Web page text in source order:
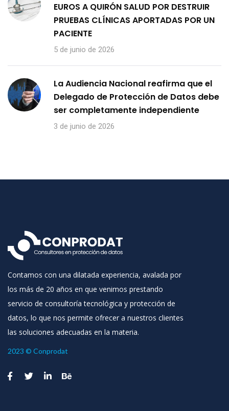
EUROS A QUIRÓN SALUD POR DESTRUIR
PRUEBAS CLÍNICAS APORTADAS POR UN
PACIENTE
5 de junio de 2026
La Audiencia Nacional reafirma que el
Delegado de Protección de Datos debe
ser completamente independiente
3 de junio de 2026
Contamos con una dilatada experiencia, avalada por
los más de 20 años en que venimos prestando
servicio de consultoría tecnológica y protección de
datos, lo que nos permite ofrecer a nuestros clientes
las soluciones adecuadas en la materia.
2023 © Conprodat